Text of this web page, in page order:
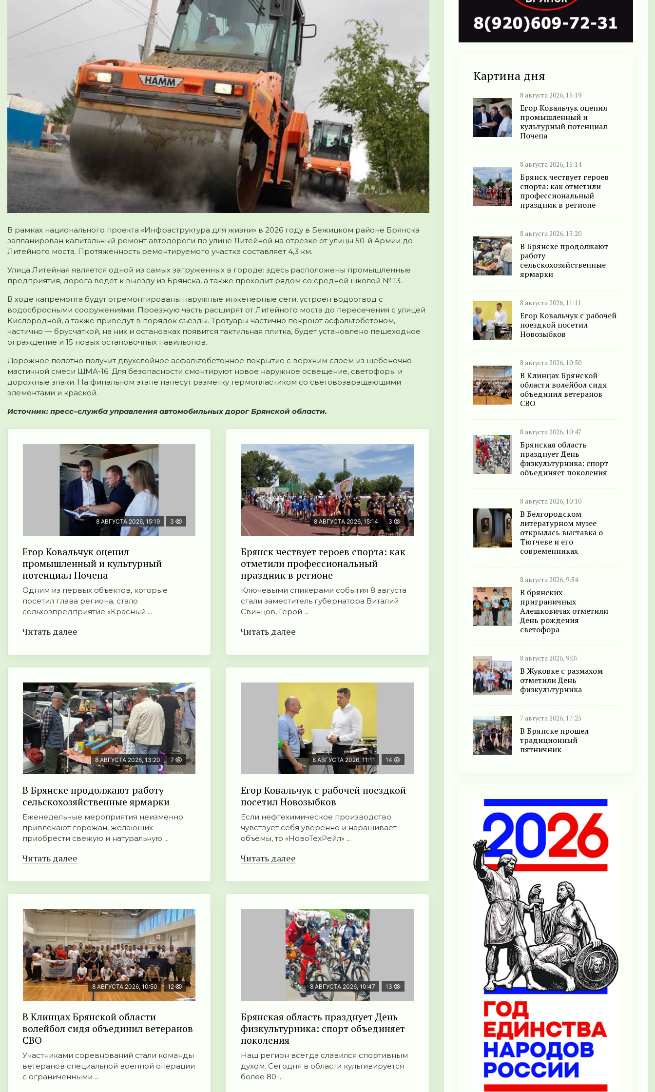
В рамках национального проекта «Инфраструктура для жизни» в 2026 году в Бежицком районе Брянска
запланирован капитальный ремонт автодороги по улице Литейной на отрезке от улицы 50-й Армии до
Литейного моста. Протяжённость ремонтируемого участка составляет 4,3 км.
Улица Литейная является одной из самых загруженных в городе: здесь расположены промышленные
предприятия, дорога ведёт к выезду из Брянска, а также проходит рядом со средней школой № 13.
В ходе капремонта будут отремонтированы наружные инженерные сети, устроен водоотвод с
водосбросными сооружениями. Проезжую часть расширят от Литейного моста до пересечения с улицей
Кислородной, а также приведут в порядок съезды. Тротуары частично покроют асфальтобетоном,
частично — брусчаткой, на них и остановках появится тактильная плитка, будет установлено пешеходное
ограждение и 15 новых остановочных павильонов.
Дорожное полотно получит двухслойное асфальтобетонное покрытие с верхним слоем из щебёночно-
мастичной смеси ЩМА-16. Для безопасности смонтируют новое наружное освещение, светофоры и
дорожные знаки. На финальном этапе нанесут разметку термопластиком со световозвращающими
элементами и краской.
Источник: пресс–служба управления автомобильных дорог Брянской области.
8 АВГУСТА 2026, 15:19 3
Егор Ковальчук оценил
промышленный и культурный
потенциал Почепа
Одним из первых объектов, которые
посетил глава региона, стало
сельхозпредприятие «Красный ...
Читать далее
8 АВГУСТА 2026, 15:14 3
Брянск чествует героев спорта: как
отметили профессиональный
праздник в регионе
Ключевыми спикерами события 8 августа
стали заместитель губернатора Виталий
Свинцов, Герой ...
Читать далее
8 АВГУСТА 2026, 13:20 7
В Брянске продолжают работу
сельскохозяйственные ярмарки
Еженедельные мероприятия неизменно
привлекают горожан, желающих
приобрести свежую и натуральную ...
Читать далее
8 АВГУСТА 2026, 11:11 14
Егор Ковальчук с рабочей поездкой
посетил Новозыбков
Если нефтехимическое производство
чувствует себя уверенно и наращивает
объёмы, то «НовоТехРейл» ...
Читать далее
8 АВГУСТА 2026, 10:50 12
В Клинцах Брянской области
волейбол сидя объединил ветеранов
СВО
Участниками соревнований стали команды
ветеранов специальной военной операции
с ограниченными ...
8 АВГУСТА 2026, 10:47 13
Брянская область празднует День
физкультурника: спорт объединяет
поколения
Наш регион всегда славился спортивным
духом. Сегодня в области культивируется
более 80 ...
Картина дня
8 августа 2026, 15:19
Егор Ковальчук оценил
промышленный и
культурный потенциал
Почепа
8 августа 2026, 15:14
Брянск чествует героев
спорта: как отметили
профессиональный
праздник в регионе
8 августа 2026, 13:20
В Брянске продолжают
работу
сельскохозяйственные
ярмарки
8 августа 2026, 11:11
Егор Ковальчук с рабочей
поездкой посетил
Новозыбков
8 августа 2026, 10:50
В Клинцах Брянской
области волейбол сидя
объединил ветеранов
СВО
8 августа 2026, 10:47
Брянская область
празднует День
физкультурника: спорт
объединяет поколения
8 августа 2026, 10:10
В Белгородском
литературном музее
открылась выставка о
Тютчеве и его
современниках
8 августа 2026, 9:54
В брянских
приграничных
Алешковичах отметили
День рождения
светофора
8 августа 2026, 9:07
В Жуковке с размахом
отметили День
физкультурника
7 августа 2026, 17:25
В Брянске прошел
традиционный
пятничник